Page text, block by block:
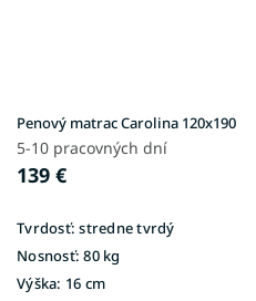
Penový matrac Carolina 120x190
5-10 pracovných dní
139 €
Tvrdosť: stredne tvrdý
Nosnosť: 80 kg
Výška: 16 cm